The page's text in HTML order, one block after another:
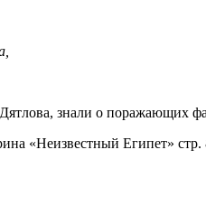
знали о поражающих
«Неизвестный Египет» стр.